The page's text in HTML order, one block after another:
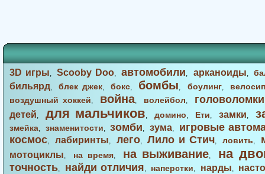
3D игры,Scooby Doo,автомобили, арканоиды,
бильярд,блек джек,бокс, бомбы, боулинг,
воздушный хоккей, война, волейбол, головоломки
детей, для мальчиков, домино, Ети, замки,
змейка, знаменитости,зомби, зума,
игровые
космос, лабиринты, лего,Лило и Стич,ловить,
мотоциклы, на время, на выживание, на
точность, найди отличия, наперстки, нарды,